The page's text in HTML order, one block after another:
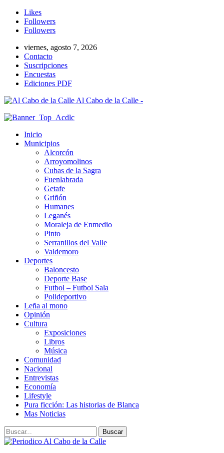
Likes
Followers
Followers
viernes, agosto 7, 2026
Contacto
Suscripciones
Encuestas
Ediciones PDF
Al Cabo de la Calle -
Inicio
Municipios
Alcorcón
Arroyomolinos
Cubas de la Sagra
Fuenlabrada
Getafe
Griñón
Humanes
Leganés
Moraleja de Enmedio
Pinto
Serranillos del Valle
Valdemoro
Deportes
Baloncesto
Deporte Base
Futbol – Futbol Sala
Polideportivo
Leña al mono
Opinión
Cultura
Exposiciones
Libros
Música
Comunidad
Nacional
Entrevistas
Economía
Lifestyle
Pura ficción: Las historias de Blanca
Mas Noticias